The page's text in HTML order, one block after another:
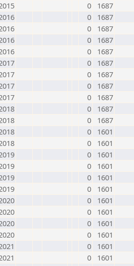
0
1687
0
1687
0
1687
0
1687
0
1687
0
1687
0
1687
0
1687
0
1687
0
1687
0
1687
0
1601
0
1601
0
1601
0
1601
0
1601
0
1601
0
1601
0
1601
0
1601
0
1601
0
1601
0
1601